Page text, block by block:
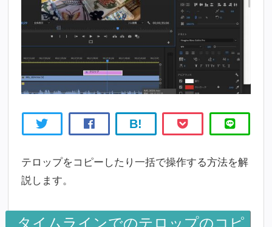
B!
テロップをコピーしたり一括で操作する方法を解
説します。
タイムラインでのテロップのコピ